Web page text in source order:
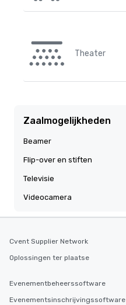
Theater
Zaalmogelijkheden
Beamer
Flip-over en stiften
Televisie
Videocamera
Cvent Supplier Network
Oplossingen ter plaatse
Evenementbeheerssoftware
Evenementsinschrijvingssoftware